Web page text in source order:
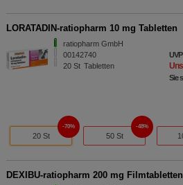
LORATADIN-ratiopharm 10 mg Tabletten
ratiopharm GmbH
00142740
20 St Tabletten
Sie
20 St
70%
50 St
48%
DEXIBU-ratiopharm 200 mg Filmtabletten